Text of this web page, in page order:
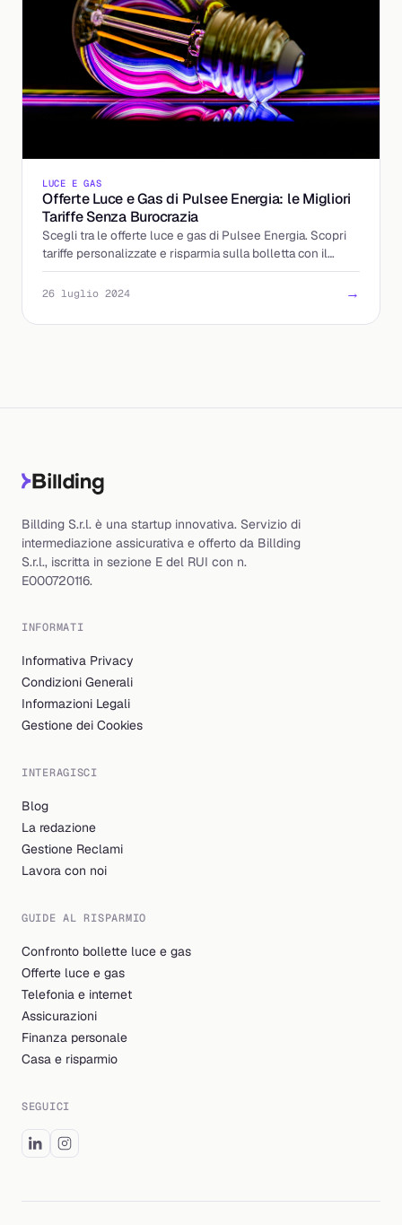
LUCE E GAS
Offerte Luce e Gas di Pulsee Energia: le Migliori
Tariffe Senza Burocrazia
Scegli tra le offerte luce e gas di Pulsee Energia. Scopri
tariffe personalizzate e risparmia sulla bolletta con il
supporto di Billding.it.
26 luglio 2024 →
Billding S.r.l. è una startup innovativa. Servizio di
intermediazione assicurativa e offerto da Billding
S.r.l., iscritta in sezione E del RUI con n.
E000720116.
INFORMATI
Informativa Privacy
Condizioni Generali
Informazioni Legali
Gestione dei Cookies
INTERAGISCI
Blog
La redazione
Gestione Reclami
Lavora con noi
GUIDE AL RISPARMIO
Confronto bollette luce e gas
Offerte luce e gas
Telefonia e internet
Assicurazioni
Finanza personale
Casa e risparmio
SEGUICI